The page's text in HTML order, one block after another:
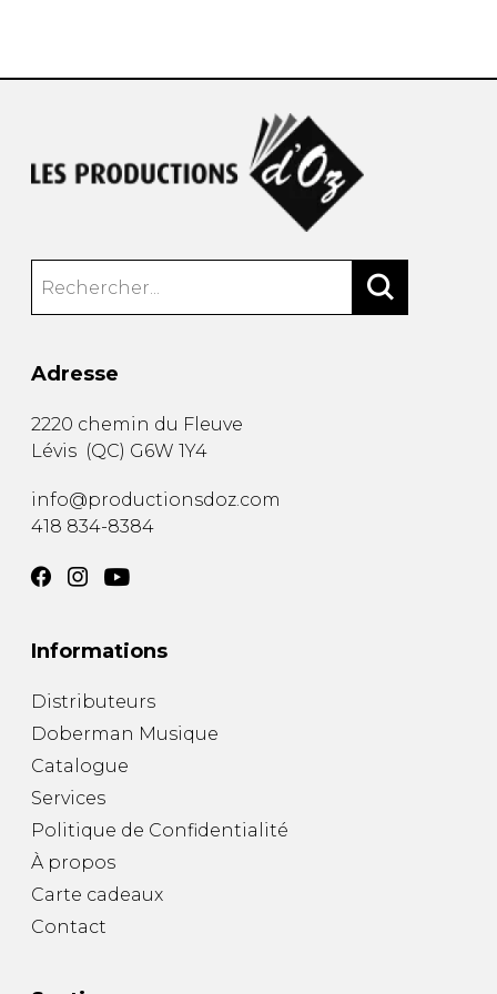
Adresse
2220 chemin du Fleuve
Lévis (QC) G6W 1Y4
info@productionsdoz.com
418 834-8384
Informations
Distributeurs
Doberman Musique
Catalogue
Services
Politique de Confidentialité
À propos
Carte cadeaux
Contact